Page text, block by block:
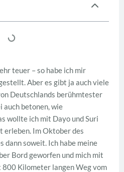
teuer – so habe ich mir
Aber es gibt ja auch viele
Deutschlands berühmtester
auch betonen, wie
wollte ich mit Dayo und Suri
erleben. Im Oktober des
dann soweit. Ich habe meine
Bord geworfen und mich mit
800 Kilometer langen Weg vom